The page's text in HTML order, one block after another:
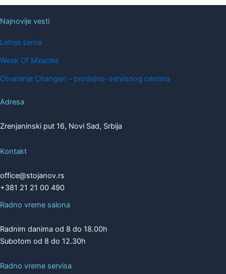
Najnovije vesti
Letnja šema
Week Of Miracles
Otvaranje Changan – prodajno-servisnog centara
Adresa
Zrenjaninski put 16, Novi Sad, Srbija
Kontakt
office@stojanov.rs
+381 21 21 00 490
Radno vreme salona
Radnim danima od 8 do 18.00h
Subotom od 8 do 12.30h
Radno vreme servisa